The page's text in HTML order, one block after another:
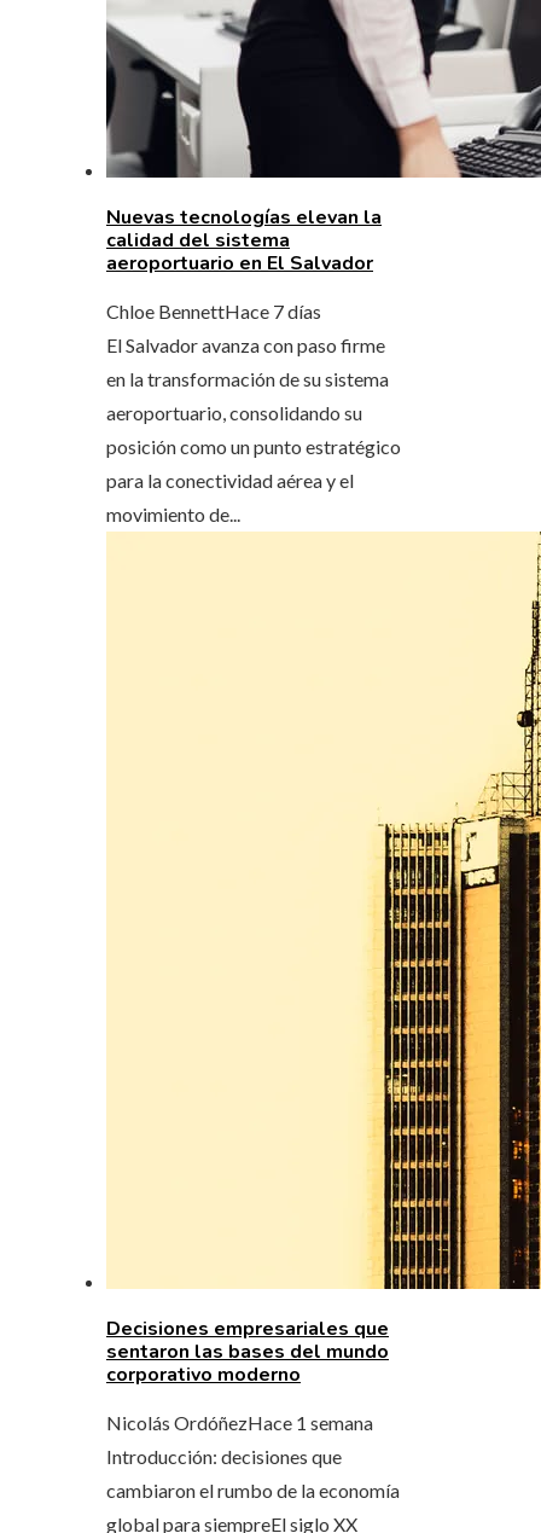
Nuevas tecnologías elevan la
calidad del sistema
aeroportuario en El Salvador
Chloe BennettHace 7 días
El Salvador avanza con paso firme
en la transformación de su sistema
aeroportuario, consolidando su
posición como un punto estratégico
para la conectividad aérea y el
movimiento de...
Decisiones empresariales que
sentaron las bases del mundo
corporativo moderno
Nicolás OrdóñezHace 1 semana
Introducción: decisiones que
cambiaron el rumbo de la economía
global para siempreEl siglo XX